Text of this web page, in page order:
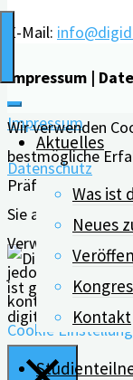
Aktuelles
Was ist
Neues
Kontakt
–
Dr.
David
Rester"
E-Mail:
Impressum |
Impressum
Datenschutz
Wir verwenden
bestmögliche
Präferenzen und
Sie auf "Alle
Verwendung
jedoch die
kontrollierte
Cookie